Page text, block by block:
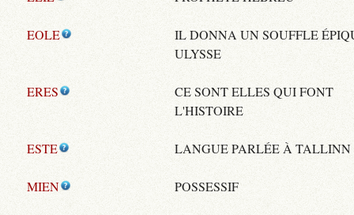
EOLE
IL DONNA UN SOUFFLE
ULYSSE
ERES
CE SONT ELLES QUI FONT
L'HISTOIRE
ESTE LANGUE PARLÉE À TALLINN
MIEN POSSESSIF